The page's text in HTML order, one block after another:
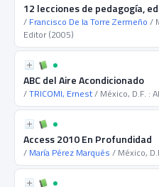
12 lecciones de pedagogía,
/ Francisco De la Torre Zermeño /
Editor (2005)
ABC del Aire Acondicionado
/TRICOMI, Ernest/ México, D.F. :
Access 2010 En Profundidad
/ María Pérez Marqués / México,